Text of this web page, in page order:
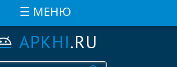
☰ МЕНЮ